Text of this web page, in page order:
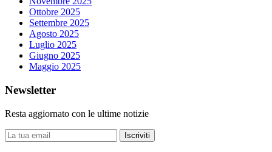
Ottobre 2025
Settembre 2025
Agosto 2025
Luglio 2025
Giugno 2025
Maggio 2025
Newsletter
Resta aggiornato con le ultime notizie
Iscriviti